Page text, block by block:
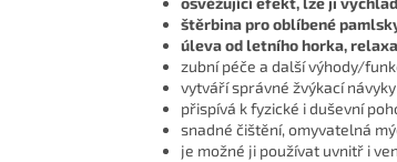
štěrbina pro oblíbené
úleva od letního horka,
zubní péče a další výhody/
vytváří správné žvýkací návyky
přispívá k fyzické i duševní
snadné čištění, omyvatelná
je možné ji používat uvnitř i